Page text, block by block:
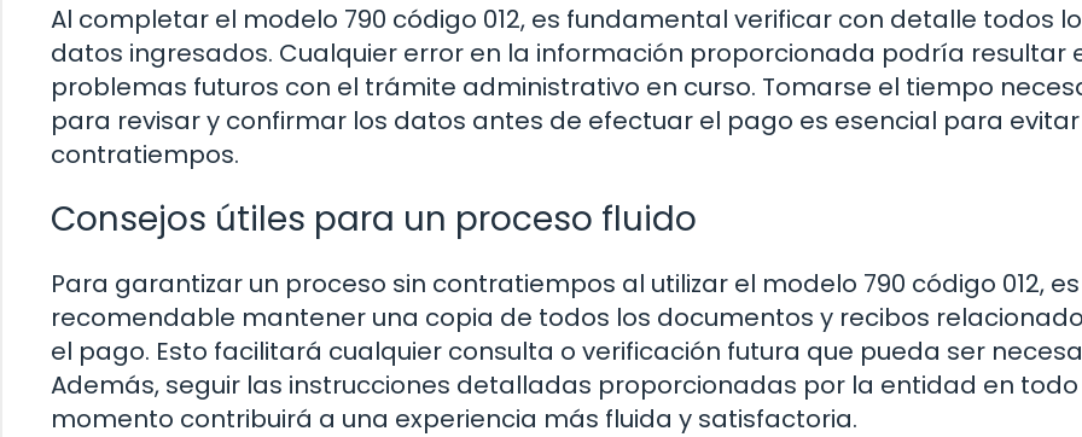
Al completar el modelo 790 código 012, es fundamental verificar con detalle todos
datos ingresados. Cualquier error en la información proporcionada podría resultar
problemas futuros con el trámite administrativo en curso. Tomarse el tiempo
para revisar y confirmar los datos antes de efectuar el pago es esencial para evitar
contratiempos.
Consejos útiles para un proceso fluido
Para garantizar un proceso sin contratiempos al utilizar el modelo 790 código 012, es
recomendable mantener una copia de todos los documentos y recibos
el pago. Esto facilitará cualquier consulta o verificación futura que pueda ser
Además, seguir las instrucciones detalladas proporcionadas por la entidad en todo
momento contribuirá a una experiencia más fluida y satisfactoria.